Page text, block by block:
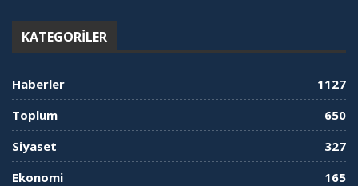
KATEGORILER
Haberler
1127
Toplum
650
Siyaset
327
Ekonomi
165